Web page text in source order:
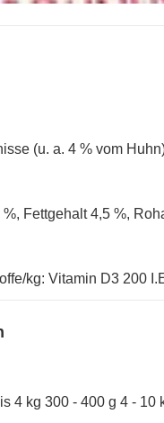
(u. a. 4 % vom
Fettgehalt 4,5 %,
kg: Vitamin D3 200
4 kg 300 - 400 g 4 -